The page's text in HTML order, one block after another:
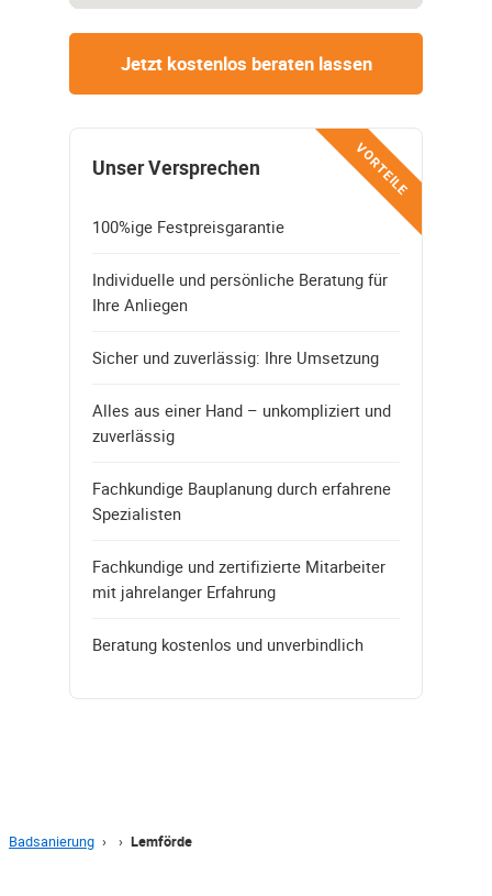
Jetzt kostenlos beraten lassen
VORTEILE
Unser Versprechen
100%ige Festpreisgarantie
Individuelle und persönliche Beratung für
Ihre Anliegen
Sicher und zuverlässig: Ihre Umsetzung
Alles aus einer Hand – unkompliziert und
zuverlässig
Fachkundige Bauplanung durch erfahrene
Spezialisten
Fachkundige und zertifizierte Mitarbeiter
mit jahrelanger Erfahrung
Beratung kostenlos und unverbindlich
Badsanierung › › Lemförde